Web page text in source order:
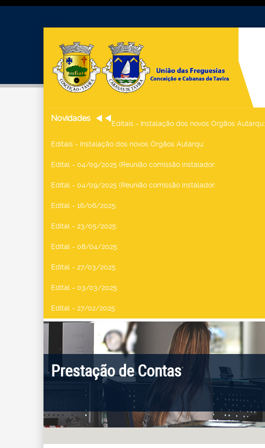
Novidades
Editais - Instalação dos novos Órgãos Autárqu:
Editais - Instalação dos novos Órgãos Autárqu:
Edital - 04/09/2025 (Reunião comissão instalador:
Edital - 04/09/2025 (Reunião comissão instalador:
Edital - 16/06/2025:
Edital - 23/05/2025:
Edital - 08/04/2025:
Edital - 27/03/2025:
Edital - 03/03/2025:
Edital - 27/02/2025:
Prestação de Contas